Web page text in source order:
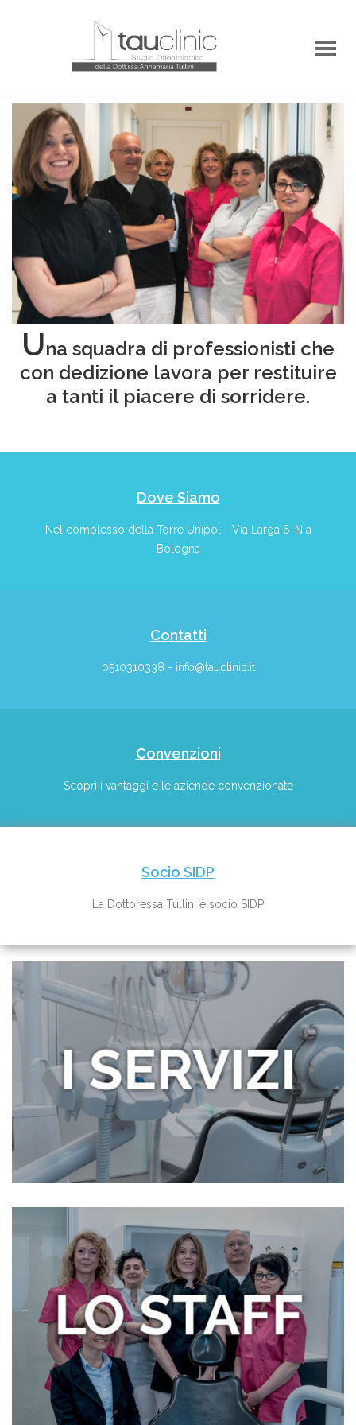
Una squadra di professionisti che
con dedizione lavora per restituire
a tanti il piacere di sorridere.
Dove Siamo
Nel complesso della Torre Unipol - Via Larga 6-N a
Bologna
Contatti
0510310338 - info@tauclinic.it
Convenzioni
Scopri i vantaggi e le aziende convenzionate
Socio SIDP
La Dottoressa Tullini è socio SIDP